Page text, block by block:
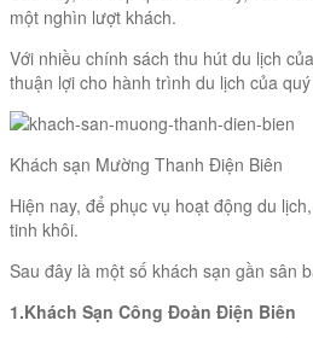
một nghìn lượt khách.
Với nhiều chính sách thu hút du lịch
thuận lợi cho hành trình du lịch của
Khách sạn Mường Thanh Điện Biên
Hiện nay, để phục vụ hoạt động du
tinh khôi.
Sau đây là một số khách sạn gần sân
1.Khách Sạn Công Đoàn Điện Biên